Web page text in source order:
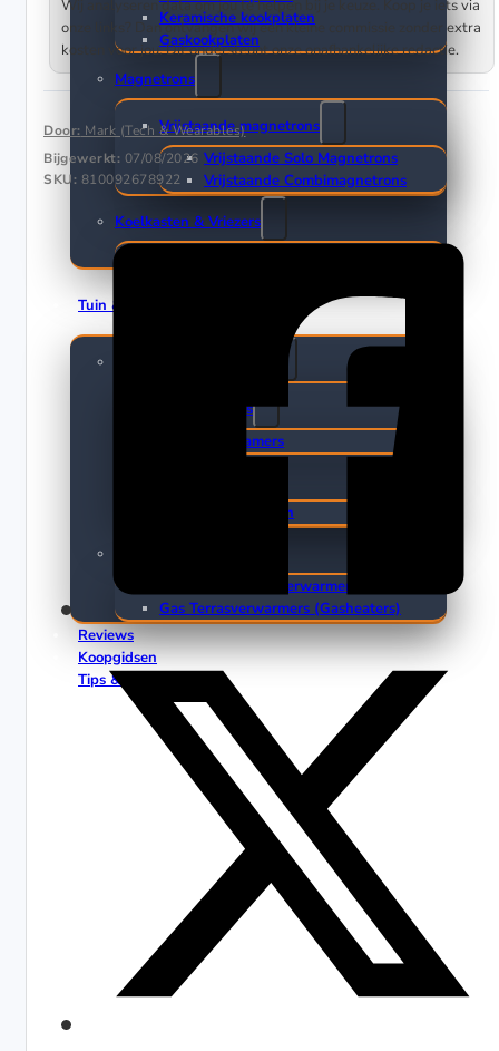
Keramische kookplaten
Gaskookplaten
Magnetrons
Vrijstaande magnetrons
Vrijstaande Solo Magnetrons
Vrijstaande Combimagnetrons
Koelkasten & Vriezers
Tuin & Klussen
Boormachines
Boorhamers
Reciprozagen
Elektrische Terrasverwarmers
Gas Terrasverwarmers (Gasheaters)
Reviews
Koopgidsen
Tips & Trends
Wij analyseren data om jou te helpen bij je keuze. Koop je iets via
onze links? Dan ontvangen wij een kleine commissie zonder extra
kosten voor jou. Dit ondersteunt onze onafhankelijke redactie.
Door: Mark (Tech & Wearables)
Bijgewerkt: 07/08/2026
SKU: 810092678922